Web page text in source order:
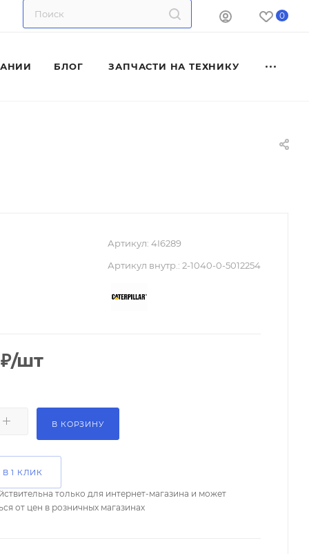
0
БЛОГ ЗАПЧАСТИ НА ТЕХНИКУ
Артикул: 4I6289
Артикул внутр.: 2-1040-0-5012254
/шт
В КОРЗИНУ
1 КЛИК
только для интернет-магазина и может
от цен в розничных магазинах